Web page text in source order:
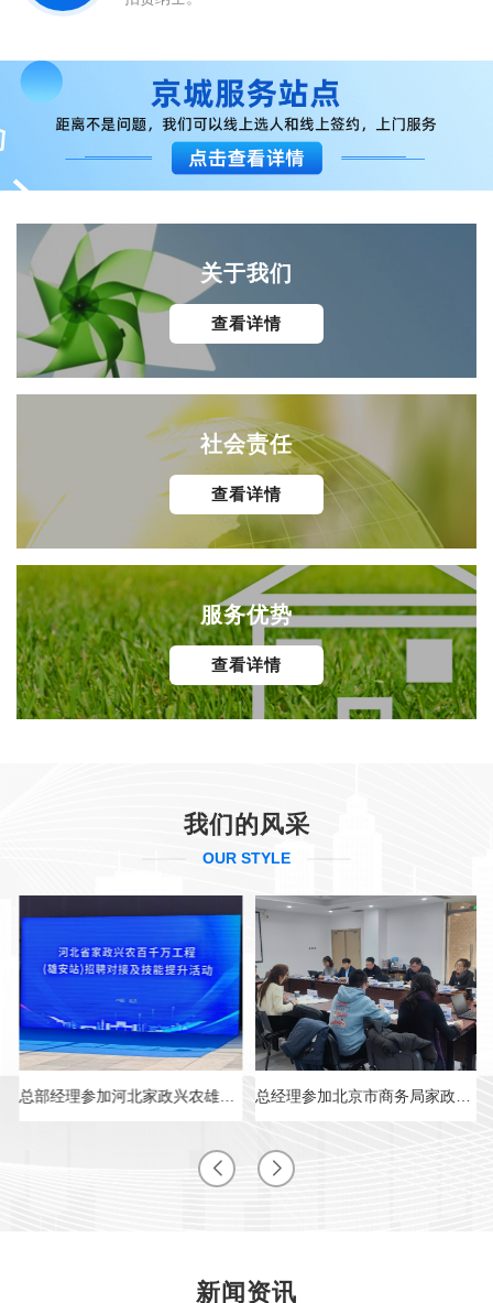
关于我们
查看详情
社会责任
查看详情
服务优势
查看详情
我们的风采
OUR STYLE
总部经理参加河北家政兴农雄安站招聘会 总经理参加北京市商务局家政行业座谈会
新闻资讯